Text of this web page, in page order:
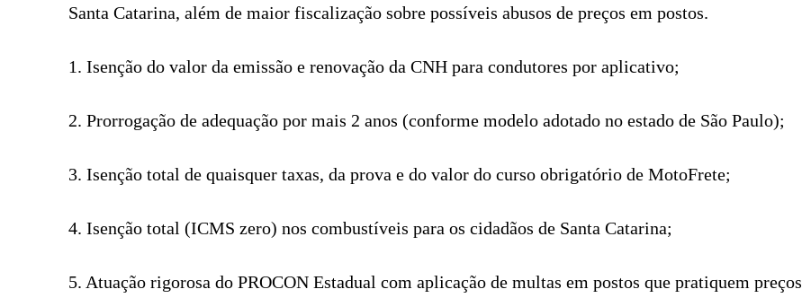
Santa Catarina, além de maior fiscalização sobre possíveis abusos de preços em postos.
1. Isenção do valor da emissão e renovação da CNH para condutores por aplicativo;
2. Prorrogação de adequação por mais 2 anos (conforme modelo adotado no estado de São Paulo);
3. Isenção total de quaisquer taxas, da prova e do valor do curso obrigatório de MotoFrete;
4. Isenção total (ICMS zero) nos combustíveis para os cidadãos de Santa Catarina;
5. Atuação rigorosa do PROCON Estadual com aplicação de multas em postos que pratiquem preços